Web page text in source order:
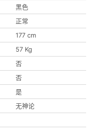
黑色
正常
177 cm
57 Kg
否
否
是
无神论